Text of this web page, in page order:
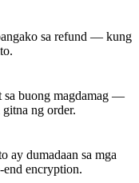
sa refund — kung
sa buong magdamag —
ng order.
ay dumadaan sa mga
encryption.